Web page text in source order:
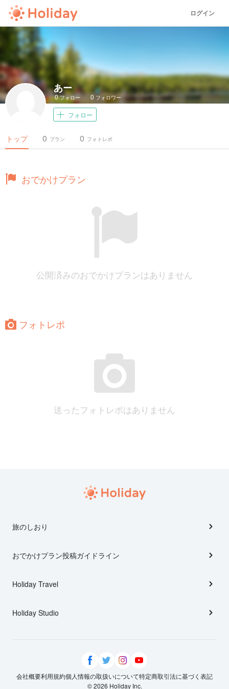
ログイン
あー
0フォロー 0 フォロワー
フォロー
トップ プラン
0 フォトレポ
0
おでかけプラン
公開済みのおでかけプランはありません
フォトレポ
送ったフォトレポはありません
旅のしおり
おでかけプラン投稿ガイドライン
Holiday Travel
Holiday Studio
会社概要利用規約個人情報の取扱いについて特定商取引法に基づく表記
© 2026 Holiday Inc.